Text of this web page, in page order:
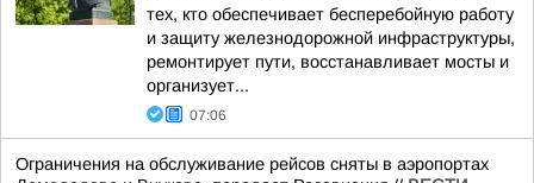
тех, кто обеспечивает бесперебойную работу
и защиту железнодорожной инфраструктуры,
ремонтирует пути, восстанавливает мосты и
организует...
07:06
Ограничения на обслуживание рейсов сняты в аэропортах